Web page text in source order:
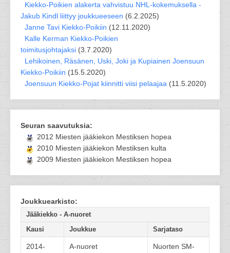
Kiekko-Poikien alakerta vahvistuu NHL-kokemuksella -
Jakub Kindl liittyy joukkueeseen (6.2.2025)
Janne Tavi Kiekko-Poikiin (12.11.2020)
Kalle Kerman Kiekko-Poikien
toimitusjohtajaksi (3.7.2020)
Lehikoinen, Räsänen, Uski, Joki ja Kupiainen Joensuun
Kiekko-Poikiin (15.5.2020)
Joensuun Kiekko-Pojat kiinnitti viisi pelaajaa (11.5.2020)
Seuran saavutuksia:
2012 Miesten jääkiekon Mestiksen hopea
2010 Miesten jääkiekon Mestiksen kulta
2009 Miesten jääkiekon Mestiksen hopea
Joukkuearkisto:
Jääkiekko - A-nuoret
Kausi
Joukkue Sarjataso
2014-
A-nuoret
Nuorten SM-